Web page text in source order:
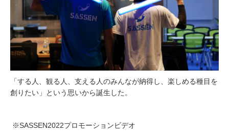
「する人、観る人、支える人のみんなが納得し、楽しめる種目を
創りたい」という思いから誕生した。
※SASSEN2022プロモーションビデオ